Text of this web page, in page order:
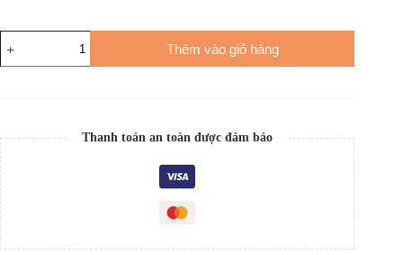
Thêm vào giỏ hàng
Thanh toán an toàn được đảm bảo